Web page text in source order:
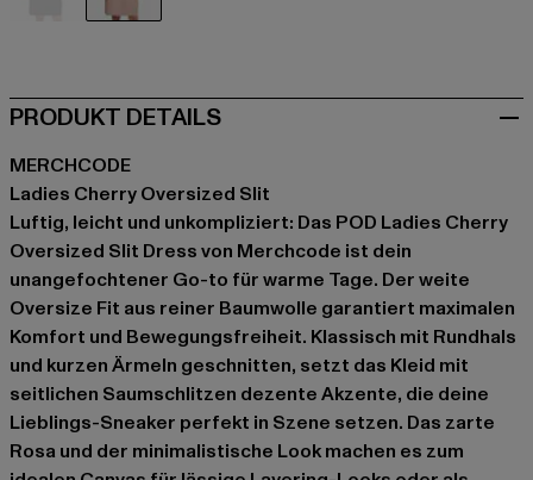
PRODUKT DETAILS
MERCHCODE
Ladies Cherry Oversized Slit
Luftig, leicht und unkompliziert: Das POD Ladies Cherry
Oversized Slit Dress von Merchcode ist dein
unangefochtener Go-to für warme Tage. Der weite
Oversize Fit aus reiner Baumwolle garantiert maximalen
Komfort und Bewegungsfreiheit. Klassisch mit Rundhals
und kurzen Ärmeln geschnitten, setzt das Kleid mit
seitlichen Saumschlitzen dezente Akzente, die deine
Lieblings-Sneaker perfekt in Szene setzen. Das zarte
Rosa und der minimalistische Look machen es zum